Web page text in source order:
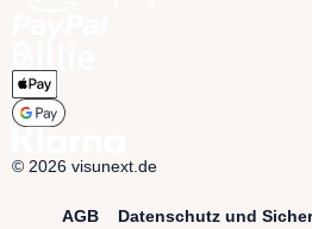
© 2026 visunext.de
AGB Datenschutz und